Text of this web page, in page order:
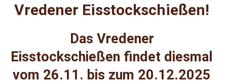
Vredener Eisstockschießen!
Das Vredener
Eisstockschießen findet diesmal
vom 26.11. bis zum 20.12.2025